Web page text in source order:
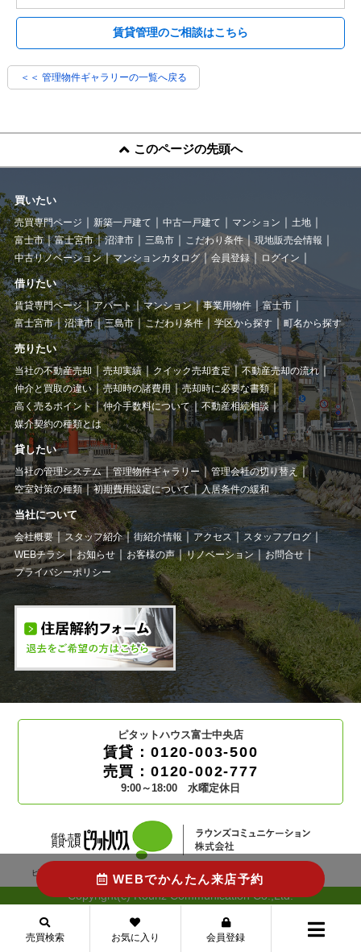
賃貸管理のご相談はこちら
＜＜ 管理物件ギャラリーの一覧へ戻る
このページの先頭へ
買いたい
売買専門ページ 新築一戸建て 中古一戸建て マンション
土地
富士市
富士宮市 沼津市 三島市 こだわり条件
現地販売会情報
中古リノベーション
マンションカタログ 会員登録 ログイン
借りたい
賃貸専門ページ アパート マンション 事業用物件
富士市
富士宮市
沼津市 三島市 こだわり条件 学区から探す 町名から探す
売りたい
当社の不動産売却 売却実績 クイック売却査定
不動産売却の流れ
仲介と買取の違い
売却時の諸費用
売却時に必要な書類
高く売るポイント
仲介手数料について
不動産相続相談
媒介契約の種類とは
貸したい
当社の管理システム 管理物件ギャラリー
管理会社の切り替え
空室対策の種類
初期費用設定について 入居条件の緩和
当社について
会社概要 スタッフ紹介 街紹介情報 アクセス
スタッフブログ
WEBチラシ
お知らせ お客様の声 リノベーション
お問合せ
プライバシーポリシー
ピタットハウス富士中央店
賃貸：0120-003-500
売買：0120-002-777
9:00～18:00 水曜定休日
ピタットハウスの加盟店は独立自営であり、各店舗の責任の下運営しております。
Copyright(c) Rounz Communication Co.,Ltd.
WEBでかんたん来店予約
売買検索 お気に入り 会員登録